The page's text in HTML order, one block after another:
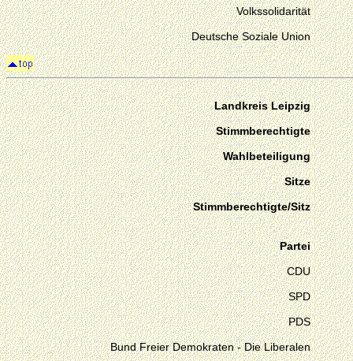
Volkssolidarität
Deutsche Soziale Union
Landkreis Leipzig
Stimmberechtigte
Wahlbeteiligung
Sitze
Stimmberechtigte/Sitz
Partei
CDU
SPD
PDS
Bund Freier Demokraten - Die Liberalen